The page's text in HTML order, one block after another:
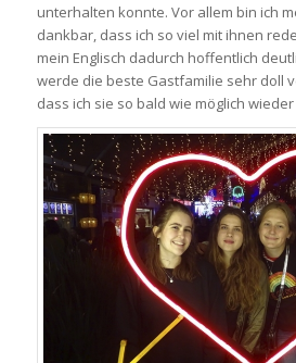
unterhalten konnte. Vor allem bin ich
dankbar, dass ich so viel mit ihnen
mein Englisch dadurch hoffentlich
werde die beste Gastfamilie sehr doll
dass ich sie so bald wie möglich